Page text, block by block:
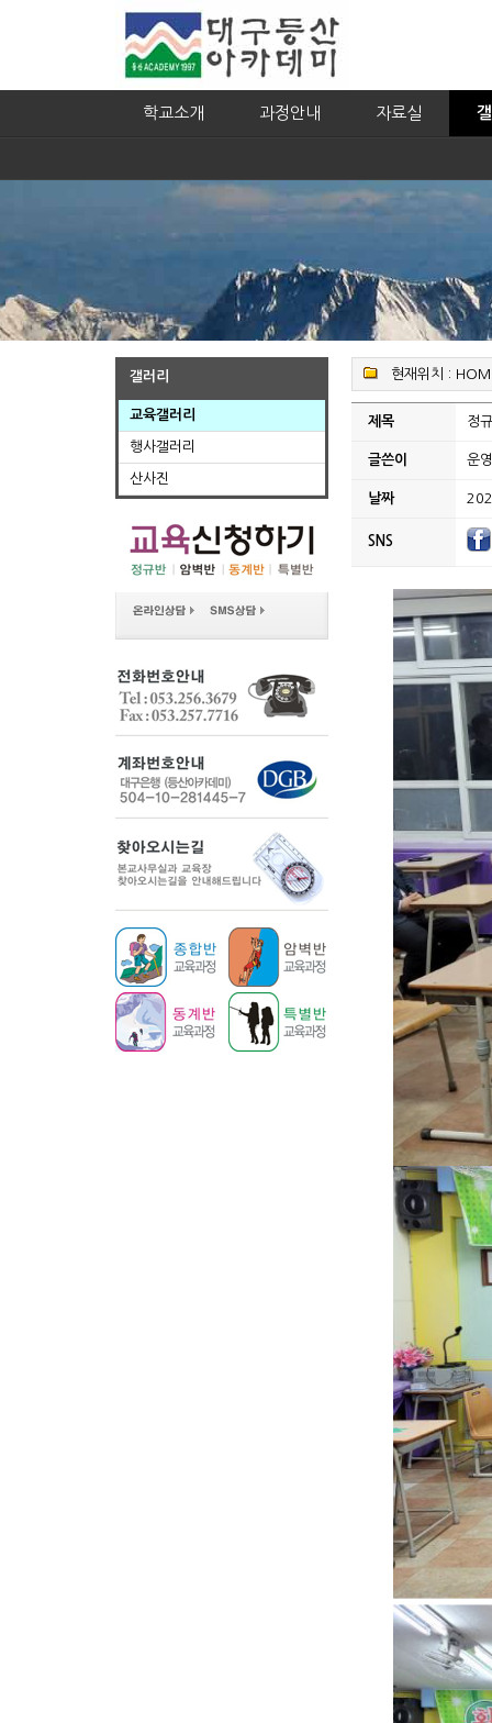
학교소개 과정안내 자료실
갤러리
교육갤러리
행사갤러리
산사진
현재위치 :
제목 정
글쓴이 운
날짜
SNS